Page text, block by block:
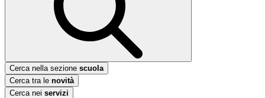
Cerca nella sezione scuola
Cerca tra le novità
Cerca nei servizi